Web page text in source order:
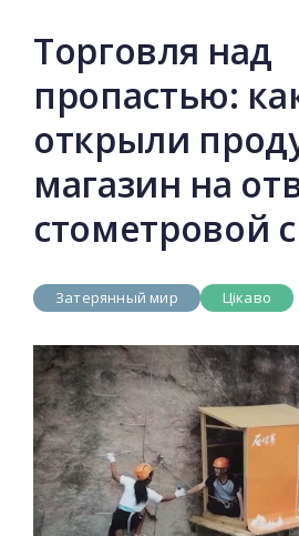
Торговля над
пропастью:
открыли
магазин на
стометровой
Затерянный мир Цікаво